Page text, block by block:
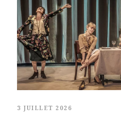
3 JUILLET 2026